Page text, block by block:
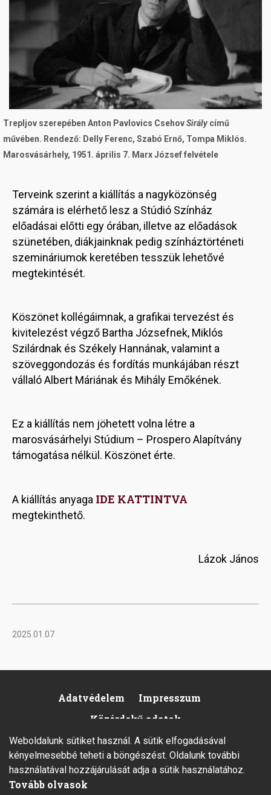
Trepljov szerepében Anton Pavlovics CsehovSirálycímű
művében. Rendező: Delly Ferenc, Szabó Ernő, Tompa Miklós.
Marosvásárhely, 1951. április 7. Marx József felvétele
Terveink szerint a kiállítás a nagyközönség
számára is elérhető lesz a Stúdió Színház
előadásai előtti egy órában, illetve az előadások
szünetében, diákjainknak pedig színháztörténeti
szemináriumok keretében tesszük lehetővé
megtekintését.
Köszönet kollégáimnak, a grafikai tervezést és
kivitelezést végző Bartha Józsefnek, Miklós
Szilárdnak és Székely Hannának, valamint a
szöveggondozás és fordítás munkájában részt
vállaló Albert Máriának és Mihály Emőkének.
Ez a kiállítás nem jöhetett volna létre a
marosvásárhelyi Stúdium – Prospero Alapítvány
támogatása nélkül. Köszönet érte.
A kiállítás anyaga IDE KATTINTVA
megtekinthető.
Lázok János
2025.01.07
Footer
Adatvédelem
Impresszum
Közérdekű adatok
Weboldalunk sütiket használ. A sütik elfogadásával
kényelmesebbé teheti a böngészést. Oldalunk további
használatával hozzájárulását adja a sütik használatához.
Tovább olvasok